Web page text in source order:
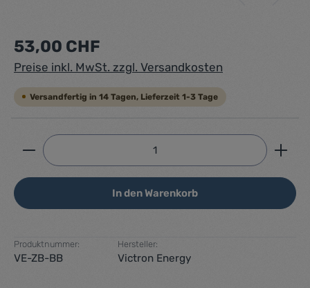
Regulärer Preis:
53,00 CHF
Preise inkl. MwSt. zzgl. Versandkosten
Versandfertig in 14 Tagen, Lieferzeit 1-3 Tage
Produkt Anzahl: Gib den gewünschten Wert ein
In den Warenkorb
Produktnummer:
VE-ZB-BB
Hersteller:
Victron Energy